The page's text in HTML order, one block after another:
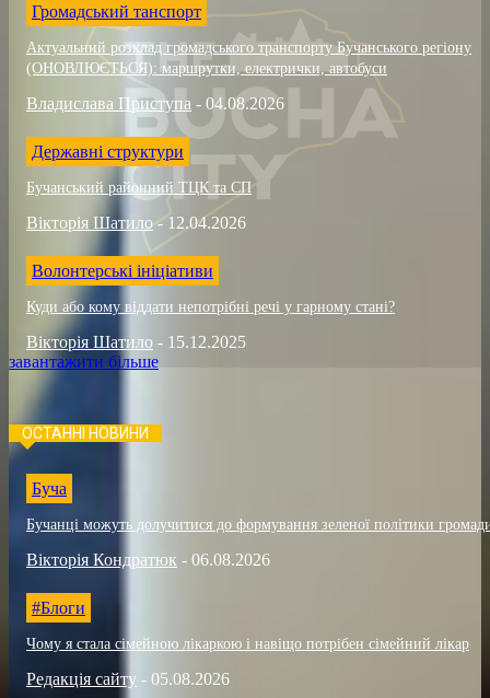
Громадський танспорт
Актуальний розклад громадського транспорту Бучанського регіону
(ОНОВЛЮЄТЬСЯ): маршрутки, електрички, автобуси
Владислава Приступа - 04.08.2026
Державні структури
Бучанський районний ТЦК та СП
Вікторія Шатило - 12.04.2026
Волонтерські ініціативи
Куди або кому віддати непотрібні речі у гарному стані?
Вікторія Шатило - 15.12.2025
завантажити більше
ОСТАННІ НОВИНИ
Буча
Бучанці можуть долучитися до формування зеленої політики
Вікторія Кондратюк - 06.08.2026
#Блоги
Чому я стала сімейною лікаркою і навіщо потрібен сімейний лікар
Редакція сайту - 05.08.2026